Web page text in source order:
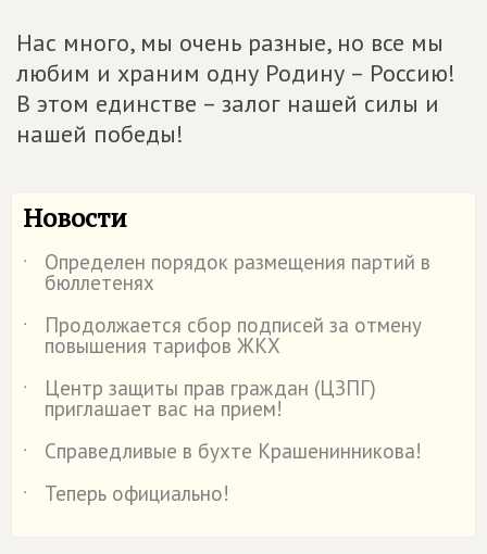
Нас много, мы очень разные, но все мы
любим и храним одну Родину – Россию!
В этом единстве – залог нашей силы и
нашей победы!
Новости
˙ Определен порядок размещения партий в
бюллетенях
˙
Продолжается сбор подписей за отмену
повышения тарифов ЖКХ
˙
Центр защиты прав граждан (ЦЗПГ)
приглашает вас на прием!
˙
Справедливые в бухте Крашенинникова!
˙
Теперь официально!